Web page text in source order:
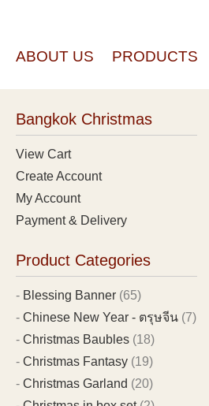
ABOUT US PRODUCTS
Bangkok Christmas
View Cart
Create Account
My Account
Payment & Delivery
Product Categories
Blessing Banner (65)
Chinese New Year - ตรุษจีน (7)
Christmas Baubles (18)
Christmas Fantasy (19)
Christmas Garland (20)